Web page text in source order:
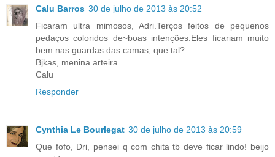
Calu Barros 30 de julho de 2013 às 20:52
Ficaram ultra mimosos, Adri.Terços feitos de pequenos
pedaços coloridos de~boas intenções.Eles ficariam muito
bem nas guardas das camas, que tal?
Bjkas, menina arteira.
Calu
Responder
Cynthia Le Bourlegat 30 de julho de 2013 às 20:59
Que fofo, Dri, pensei q com chita tb deve ficar lindo! beijo